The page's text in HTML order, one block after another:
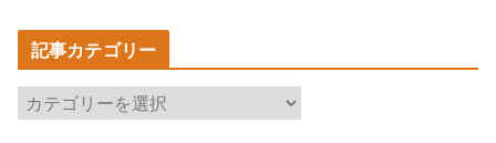
記事カテゴリー
記
事